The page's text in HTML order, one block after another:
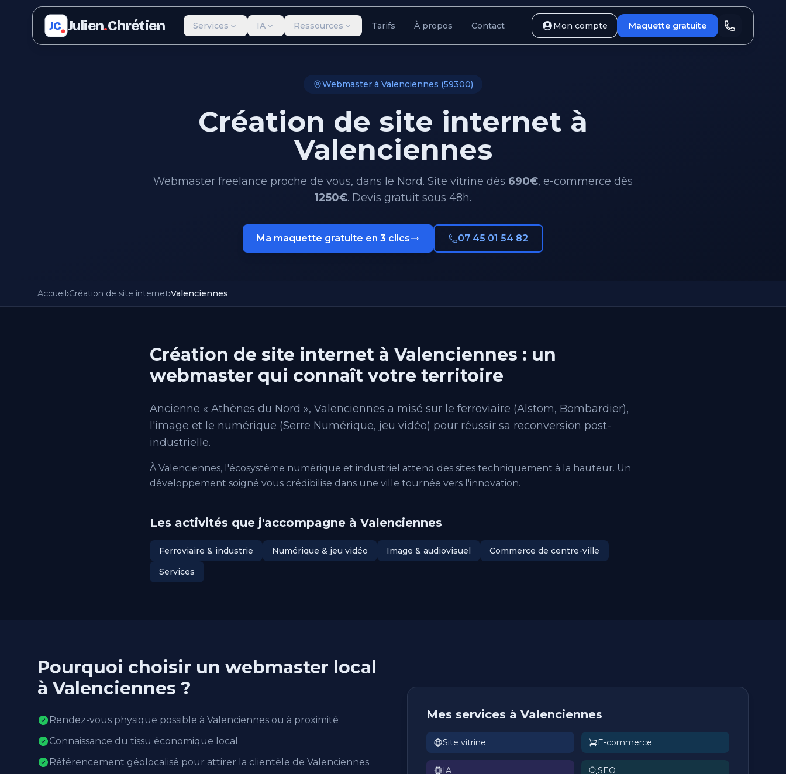
JC Julien.Chrétien Services IA Ressources Tarifs À propos Contact Mon compte Maquette gratuite
Webmaster à Valenciennes (59300)
Création de site internet à
Valenciennes
Webmaster freelance proche de vous, dans le Nord. Site vitrine dès 690€, e-commerce dès
1250€. Devis gratuit sous 48h.
Ma maquette gratuite en 3 clics 07 45 01 54 82
Accueil›Création de site internet›Valenciennes
Création de site internet à Valenciennes : un
webmaster qui connaît votre territoire
Ancienne « Athènes du Nord », Valenciennes a misé sur le ferroviaire (Alstom, Bombardier),
l'image et le numérique (Serre Numérique, jeu vidéo) pour réussir sa reconversion post-
industrielle.
À Valenciennes, l'écosystème numérique et industriel attend des sites techniquement à la hauteur. Un
développement soigné vous crédibilise dans une ville tournée vers l'innovation.
Les activités que j'accompagne à Valenciennes
Ferroviaire & industrie Numérique & jeu vidéo Image & audiovisuel
Commerce de centre-ville
Services
Pourquoi choisir un webmaster local
à Valenciennes ?
Rendez-vous physique possible à Valenciennes ou à proximité
Connaissance du tissu économique local
Référencement géolocalisé pour attirer la clientèle de Valenciennes
Mes services à Valenciennes
Site vitrine E-commerce
IA SEO